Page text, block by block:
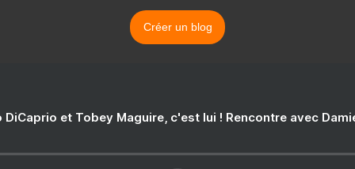
Créer un blog
DiCaprio et Tobey Maguire, c'est lui ! Rencontre avec